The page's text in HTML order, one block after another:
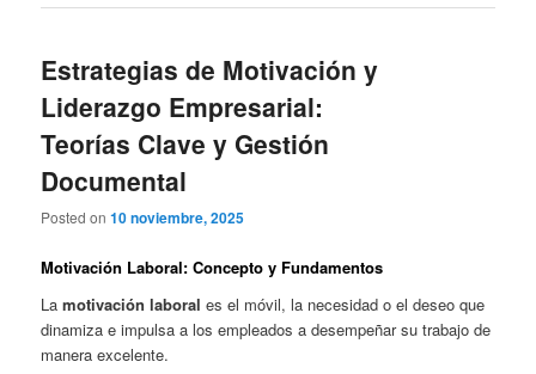
Estrategias de Motivación y
Liderazgo Empresarial:
Teorías Clave y Gestión
Documental
Posted on10 noviembre, 2025
Motivación Laboral: Concepto y Fundamentos
Lamotivación laboral es el móvil, la necesidad o el deseo que
dinamiza e impulsa a los empleados a desempeñar su trabajo de
manera excelente.